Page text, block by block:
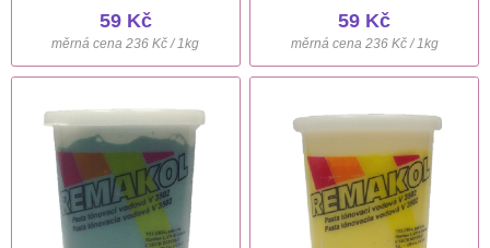
59 Kč
měrná cena 236 Kč / 1kg
59 Kč
měrná cena 236 Kč / 1kg